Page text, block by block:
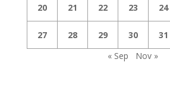
20 21 22 23 24
27 28 29 30
31
« Sep
Nov »